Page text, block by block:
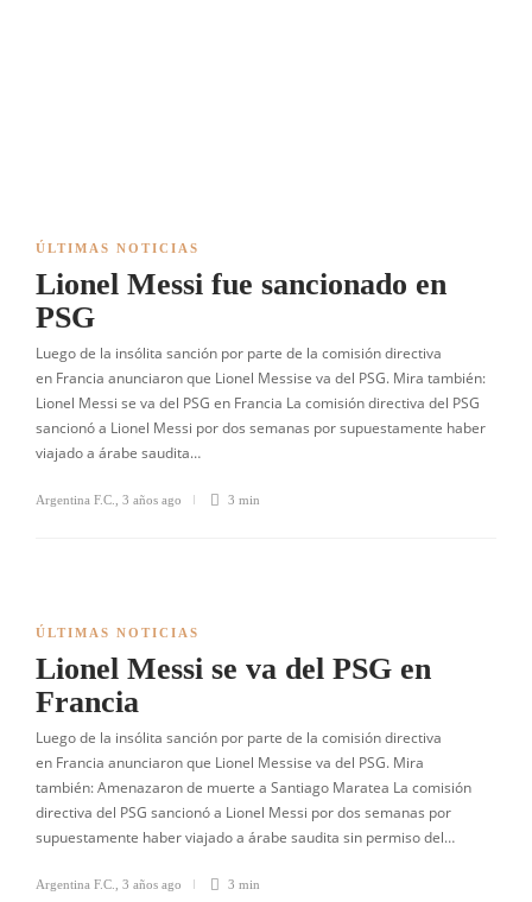
ÚLTIMAS NOTICIAS
Lionel Messi fue sancionado en
PSG
Luego de la insólita sanción por parte de la comisión directiva
en Francia anunciaron que Lionel Messise va del PSG. Mira también:
Lionel Messi se va del PSG en Francia La comisión directiva del PSG
sancionó a Lionel Messi por dos semanas por supuestamente haber
viajado a árabe saudita…
Argentina F.C. 3 años ago 3 min
ÚLTIMAS NOTICIAS
Lionel Messi se va del PSG en
Francia
Luego de la insólita sanción por parte de la comisión directiva
en Francia anunciaron que Lionel Messise va del PSG. Mira
también: Amenazaron de muerte a Santiago Maratea La comisión
directiva del PSG sancionó a Lionel Messi por dos semanas por
supuestamente haber viajado a árabe saudita sin permiso del…
Argentina F.C. 3 años ago 3 min